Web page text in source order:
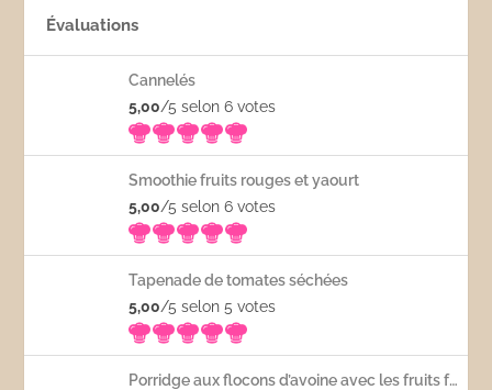
Évaluations
Cannelés
5,00/5 selon 6votes
Smoothie fruits rouges et yaourt
5,00/5 selon 6votes
Tapenade de tomates séchées
5,00/5 selon 5votes
Porridge aux flocons d’avoine avec les fruits frais